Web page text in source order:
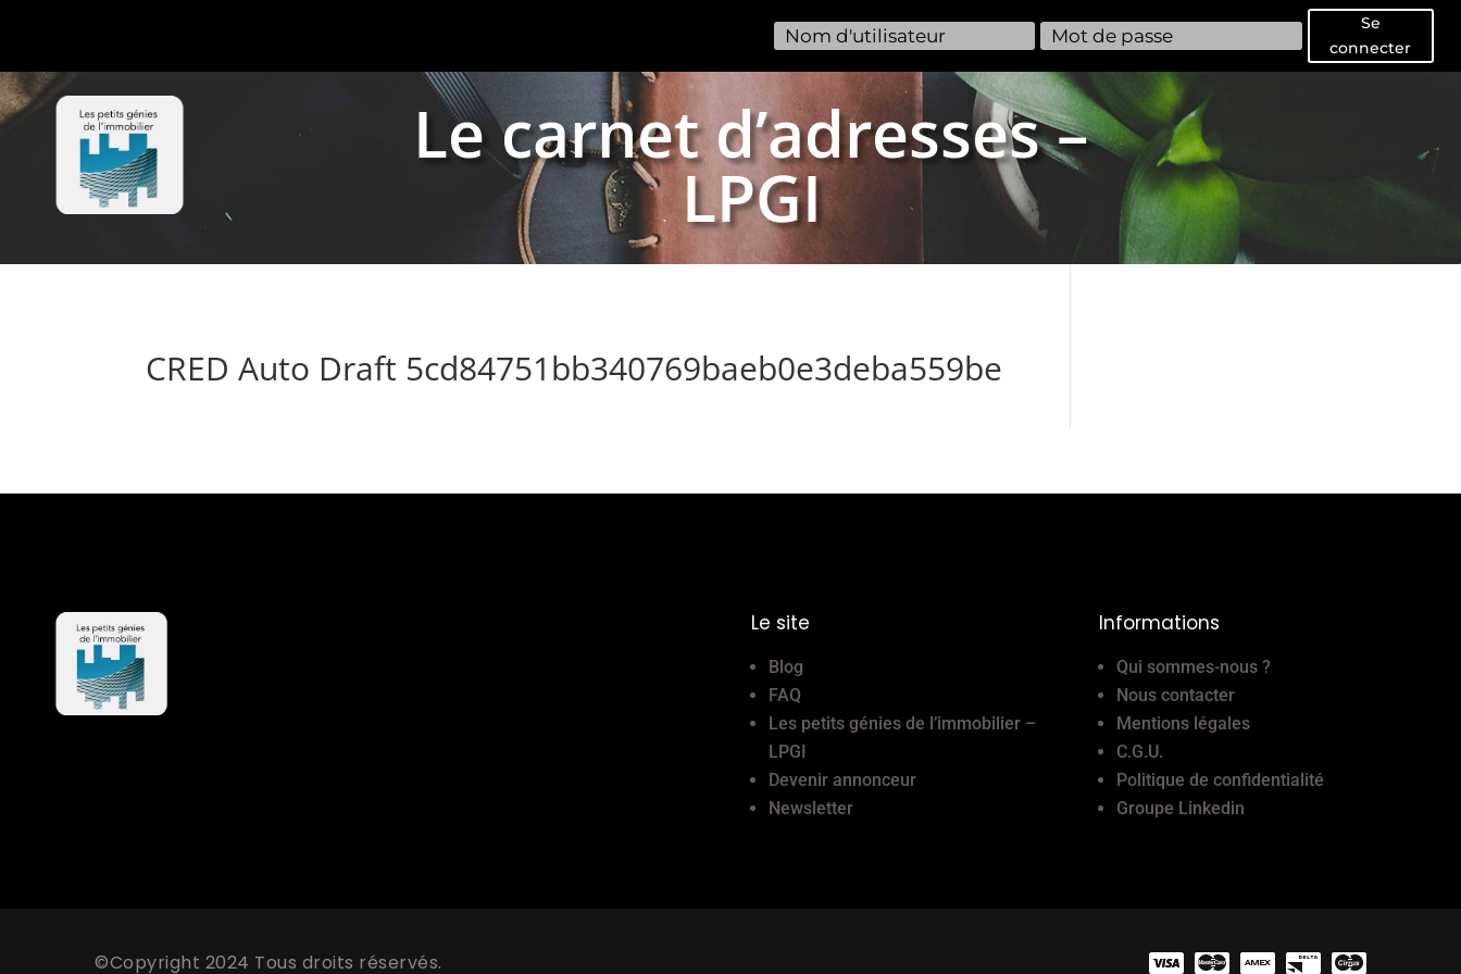
Se
connecter
Le carnet d’adresses –
LPGI
CRED Auto Draft 5cd84751bb340769baeb0e3deba559be
Le site
Blog
FAQ
Les petits génies de l’immobilier –
LPGI
Devenir annonceur
Newsletter
Informations
Qui sommes-nous ?
Nous contacter
Mentions légales
C.G.U.
Politique de confidentialité
Groupe Linkedin
©Copyright 2024 Tous droits réservés.